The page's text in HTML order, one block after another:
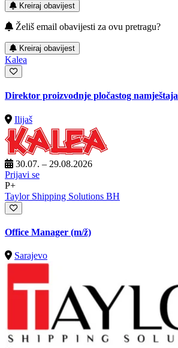
Kreiraj obavijest
Želiš email obavijesti za ovu pretragu?
Kreiraj obavijest
Kalea
Direktor proizvodnje pločastog namještaja
Ilijaš
30.07. – 29.08.2026
Prijavi se
P+
Taylor Shipping Solutions BH
Office Manager (m/ž)
Sarajevo